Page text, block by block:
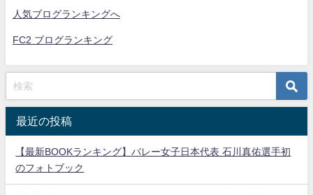
人気ブログランキングへ
FC2 ブログランキング
最近の投稿
【最新BOOKランキング】バレー女子日本代表 石川真佑選手初
のフォトブック